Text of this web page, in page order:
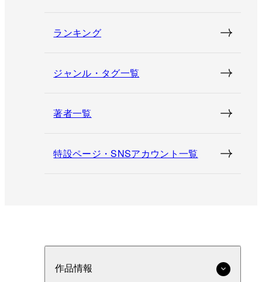
ランキング
ジャンル・タグ一覧
著者一覧
特設ページ・SNSアカウント一覧
作品情報